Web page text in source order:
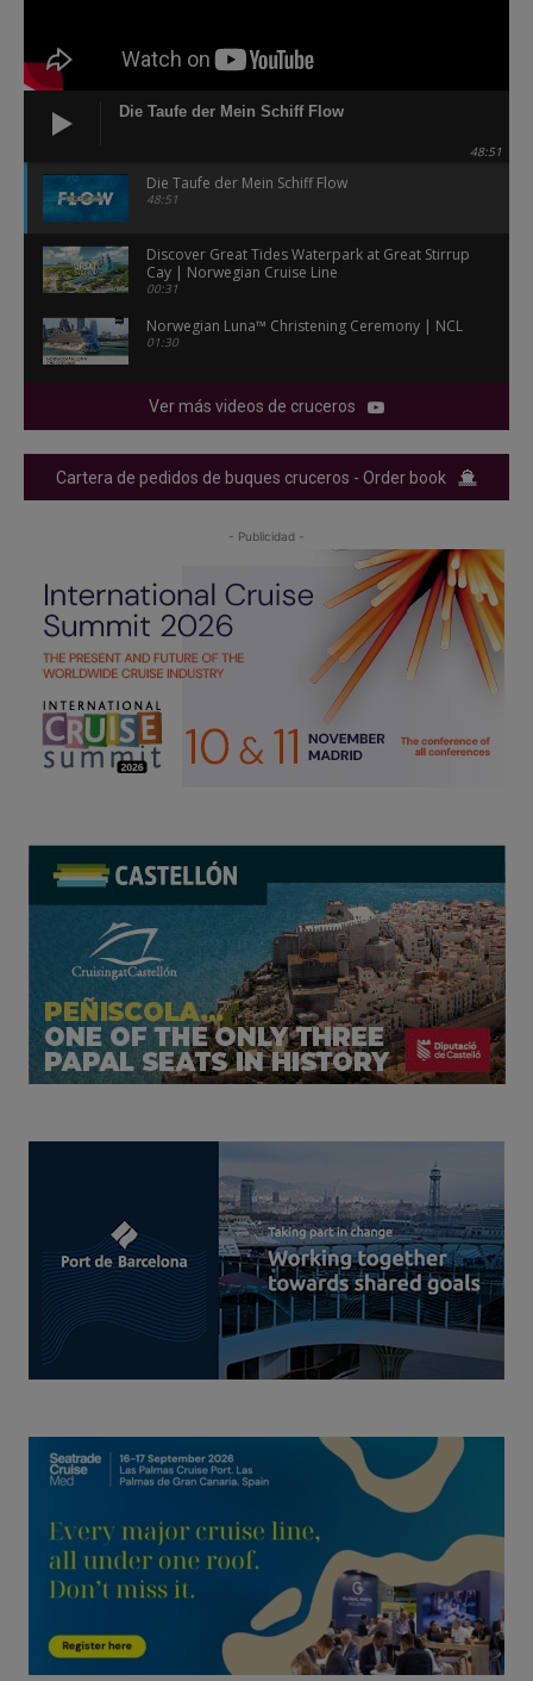
Die Taufe der Mein Schiff Flow
48:51
Die Taufe der Mein Schiff Flow
48:51
Discover Great Tides Waterpark at Great Stirrup
Cay | Norwegian Cruise Line
00:31
Norwegian Luna™ Christening Ceremony | NCL
01:30
Ver más videos de cruceros
Cartera de pedidos de buques cruceros - Order book
- Publicidad -